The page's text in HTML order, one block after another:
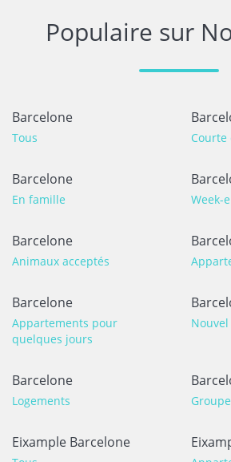
Populaire sur
Barcelone
Tous Courte
Barcelone
En famille Week-
Barcelone
Animaux acceptés
Barcelone
Appartements pour
quelques jours
Nouvel
Barcelone
Logements
Eixample Barcelone